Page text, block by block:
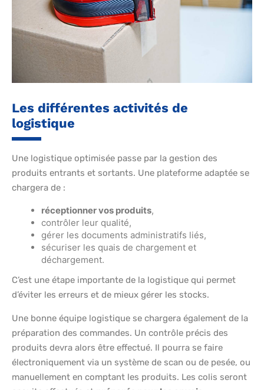
Les différentes activités de
logistique
Une logistique optimisée passe par la gestion des
produits entrants et sortants. Une plateforme adaptée se
chargera de :
réceptionner vos produits,
contrôler leur qualité,
gérer les documents administratifs liés,
sécuriser les quais de chargement et
déchargement.
C’est une étape importante de la logistique qui permet
d’éviter les erreurs et de mieux gérer les stocks.
Une bonne équipe logistique se chargera également de la
préparation des commandes. Un contrôle précis des
produits devra alors être effectué. Il pourra se faire
électroniquement via un système de scan ou de pesée, ou
manuellement en comptant les produits. Les colis seront